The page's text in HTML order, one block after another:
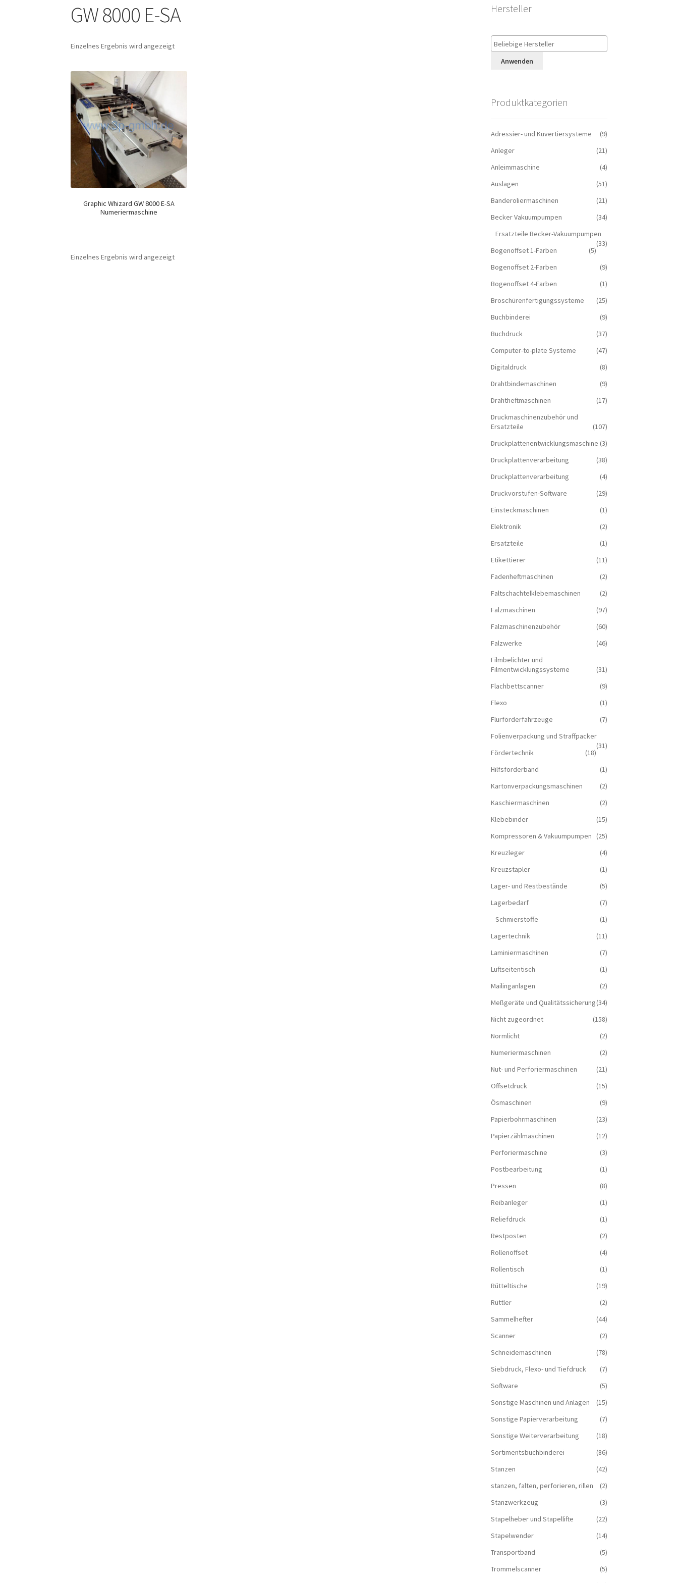
GW 8000 E-SA
Einzelnes Ergebnis wird angezeigt
Graphic Whizard GW 8000 E-SA
Numeriermaschine
Einzelnes Ergebnis wird angezeigt
Hersteller
Anwenden
Produktkategorien
Adressier- und Kuvertiersysteme
(9)
Anleger
(21)
Anleimmaschine
(4)
Auslagen
(51)
Banderoliermaschinen
(21)
Becker Vakuumpumpen
(34)
Ersatzteile Becker-Vakuumpumpen
(33)
Bogenoffset 1-Farben
(5)
Bogenoffset 2-Farben
(9)
Bogenoffset 4-Farben
(1)
Broschürenfertigungssysteme
(25)
Buchbinderei
(9)
Buchdruck
(37)
Computer-to-plate Systeme
(47)
Digitaldruck
(8)
Drahtbindemaschinen
(9)
Drahtheftmaschinen
(17)
Druckmaschinenzubehör und
Ersatzteile
(107)
Druckplattenentwicklungsmaschine (3)
Druckplattenverarbeitung
(38)
Druckplattenverarbeitung
(4)
Druckvorstufen-Software
(29)
Einsteckmaschinen
(1)
Elektronik
(2)
Ersatzteile
(1)
Etikettierer
(11)
Fadenheftmaschinen
(2)
Faltschachtelklebemaschinen
(2)
Falzmaschinen
(97)
Falzmaschinenzubehör
(60)
Falzwerke
(46)
Filmbelichter und
Filmentwicklungssysteme
(31)
Flachbettscanner
(9)
Flexo
(1)
Flurförderfahrzeuge
(7)
Folienverpackung und Straffpacker
(31)
Fördertechnik
(18)
Hilfsförderband
(1)
Kartonverpackungsmaschinen
(2)
Kaschiermaschinen
(2)
Klebebinder
(15)
Kompressoren & Vakuum­pumpen
(25)
Kreuzleger
(4)
Kreuzstapler
(1)
Lager- und Restbestände
(5)
Lagerbedarf
(7)
Schmierstoffe
(1)
Lagertechnik
(11)
Laminiermaschinen
(7)
Luftseitentisch
(1)
Mailinganlagen
(2)
Meßgeräte und Qualitätssicherung(34)
Nicht zugeordnet
(158)
Normlicht
(2)
Numeriermaschinen
(2)
Nut- und Perforiermaschinen
(21)
Offsetdruck
(15)
Ösmaschinen
(9)
Papierbohrmaschinen
(23)
Papierzählmaschinen
(12)
Perforiermaschine
(3)
Postbearbeitung
(1)
Pressen
(8)
Reibanleger
(1)
Reliefdruck
(1)
Restposten
(2)
Rollenoffset
(4)
Rollentisch
(1)
Rütteltische
(19)
Rüttler
(2)
Sammelhefter
(44)
Scanner
(2)
Schneidemaschinen
(78)
Siebdruck, Flexo- und Tiefdruck
(7)
Software
(5)
Sonstige Maschinen und Anlagen
(15)
Sonstige Papierverarbeitung
(7)
Sonstige Weiterverarbeitung
(18)
Sortimentsbuchbinderei
(86)
Stanzen
(42)
stanzen, falten, perforieren, rillen
(2)
Stanzwerkzeug
(3)
Stapelheber und Stapellifte
(22)
Stapelwender
(14)
Transportband
(5)
Trommelscanner
(5)